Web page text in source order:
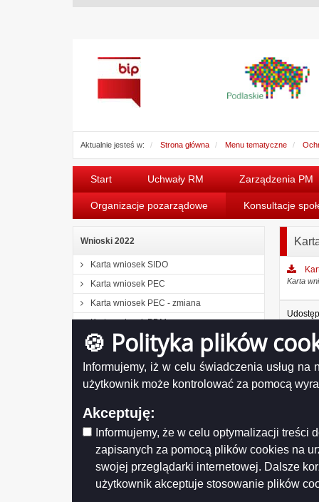
🍪 Polityka plików
Informujemy, iż w celu świadczenia usług
użytkownik może kontrolować za pomocą
Akceptuję:
Informujemy, że w celu optymalizacji
zapisanych za pomocą plików cookies na
swojej przeglądarki internetowej. Dalsze
użytkownik akceptuje stosowanie plików
Aktualnie jesteś w: Strona główna Menu tematyczne
Start Uchwały RM Zarządzenia PM
Organizacje pozarządowe Konsultacje
Wnioski 2022
Karta wniosek SIDO
Karta wniosek PEC
Karta wniosek PEC - zmiana
Karta wniosek PDM
Karta wniosek KAR-CAT
Karta wniosek FM FORTE S.A
64 Suwalska Spółdzielnia Mieszkaniowa
62 Tanne Sp. z o.o
61 Fabryki Mebli Forte S.A
60 NORTH-TECH Zbigniew Mazurkiewicz
1 Przedsiębiorstwo Wodociągów i
Kanalizacji w Suwałkach Sp. z o.o.
Karta
Data
Data
Data